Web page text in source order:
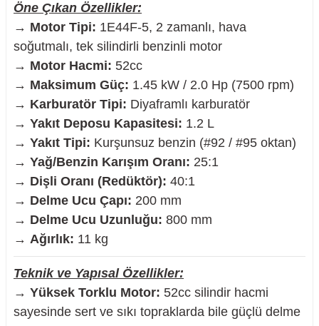
Ucu
ve Lehim Teli
Öne Çıkan Özellikler:
→ Motor Tipi: 1E44F-5, 2 zamanlı, hava
soğutmalı, tek silindirli benzinli motor
→ Motor Hacmi: 52cc
→ Maksimum Güç: 1.45 kW / 2.0 Hp (7500 rpm)
→ Karburatör Tipi: Diyaframlı karburatör
→ Yakıt Deposu Kapasitesi: 1.2 L
→ Yakıt Tipi: Kurşunsuz benzin (#92 / #95 oktan)
→ Yağ/Benzin Karışım Oranı: 25:1
→ Dişli Oranı (Redüktör): 40:1
→ Delme Ucu Çapı: 200 mm
→ Delme Ucu Uzunluğu: 800 mm
→ Ağırlık: 11 kg
Teknik ve Yapısal Özellikler:
→ Yüksek Torklu Motor: 52cc silindir hacmi
sayesinde sert ve sıkı topraklarda bile güçlü delme